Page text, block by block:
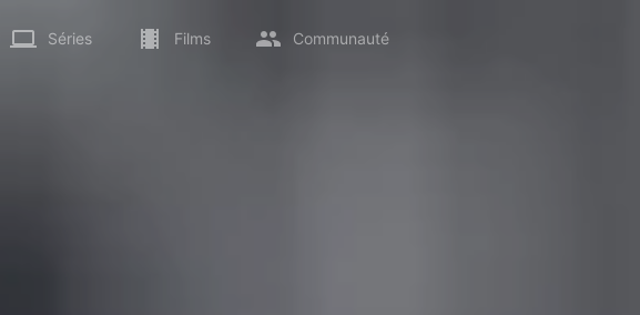
Séries Films Communauté